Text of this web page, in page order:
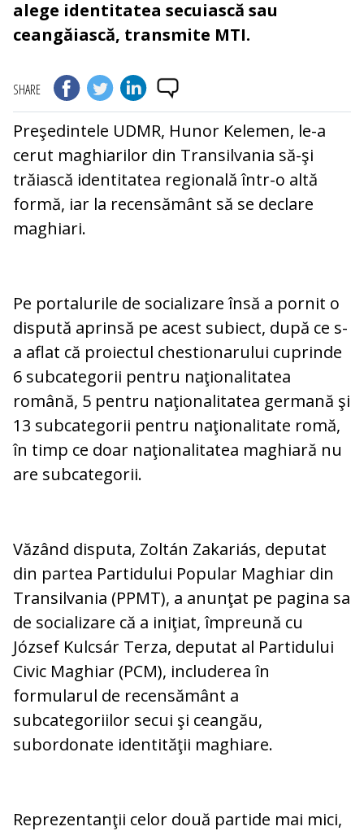
alege identitatea secuiască sau
ceangăiască, transmite MTI.
SHARE
Preşedintele UDMR, Hunor Kelemen, le-a
cerut maghiarilor din Transilvania să-şi
trăiască identitatea regională într-o altă
formă, iar la recensământ să se declare
maghiari.
Pe portalurile de socializare însă a pornit o
dispută aprinsă pe acest subiect, după ce s-
a aflat că proiectul chestionarului cuprinde
6 subcategorii pentru naţionalitatea
română, 5 pentru naţionalitatea germană şi
13 subcategorii pentru naţionalitate romă,
în timp ce doar naţionalitatea maghiară nu
are subcategorii.
Văzând disputa, Zoltán Zakariás, deputat
din partea Partidului Popular Maghiar din
Transilvania (PPMT), a anunţat pe pagina sa
de socializare că a iniţiat, împreună cu
József Kulcsár Terza, deputat al Partidului
Civic Maghiar (PCM), includerea în
formularul de recensământ a
subcategoriilor secui şi ceangău,
subordonate identităţii maghiare.
Reprezentanţii celor două partide mai mici,